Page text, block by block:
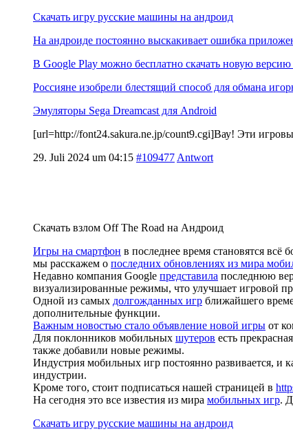
Скачать игру русские машины на андроид
На андроиде постоянно выскакивает ошибка
В Google Play можно бесплатно скачать новую
Россияне изобрели блестящий способ для обмана
Эмуляторы Sega Dreamcast для Android
[url=http://font24.sakura.ne.jp/count9.cgi]Вау! Эти
29. Juli 2024 um 04:15 #109477 Antwort
Скачать взлом Off The Road на Андроид
Игры на смартфон в последнее время становятся
мы расскажем о последних обновлениях из мира
Недавно компания Google представила последнюю
визуализированные режимы, что улучшает игровой
Одной из самых долгожданных игр ближайшего
дополнительные функции.
Важным новостью стало объявление новой игры от
Для поклонников мобильных шутеров есть
также добавили новые режимы.
Индустрия мобильных игр постоянно развивается,
индустрии.
Кроме того, стоит подписаться нашей страницей в
На сегодня это все известия из мира мобильных игр.
Скачать игру русские машины на андроид